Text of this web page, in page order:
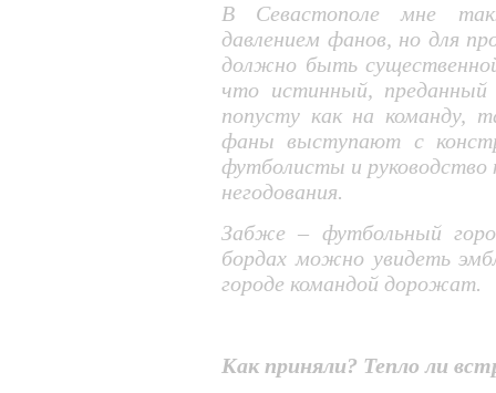
В Севастополе мне
давлением фанов, но для
должно быть
что истинный,
попусту как на команду,
фаны выступают с
футболисты и руководство
негодования.
Забже – футбольный
бордах можно увидеть
городе командой дорожат.
Как приняли? Тепло ли